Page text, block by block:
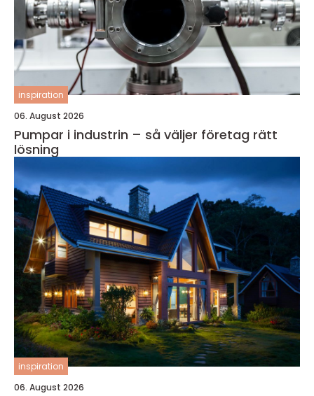
inspiration
06. August 2026
Pumpar i industrin – så väljer företag rätt
lösning
inspiration
06. August 2026